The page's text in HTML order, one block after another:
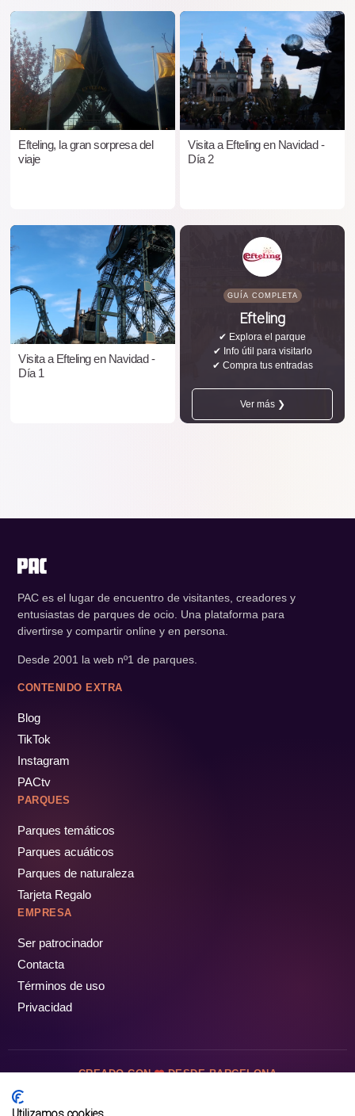
Efteling, la gran sorpresa del
viaje
Visita a Efteling en Navidad -
Día 2
Visita a Efteling en Navidad -
Día 1
GUÍA COMPLETA
Efteling
✔ Explora el parque
✔ Info útil para visitarlo
✔ Compra tus entradas
Ver más ❯
PAC es el lugar de encuentro de visitantes, creadores y
entusiastas de parques de ocio. Una plataforma para
divertirse y compartir online y en persona.
Desde 2001 la web nº1 de parques.
CONTENIDO EXTRA
Blog
TikTok
Instagram
PACtv
PARQUES
Parques temáticos
Parques acuáticos
Parques de naturaleza
Tarjeta Regalo
EMPRESA
Ser patrocinador
Contacta
Términos de uso
Privacidad
CREADO CON DESDE BARCELONA